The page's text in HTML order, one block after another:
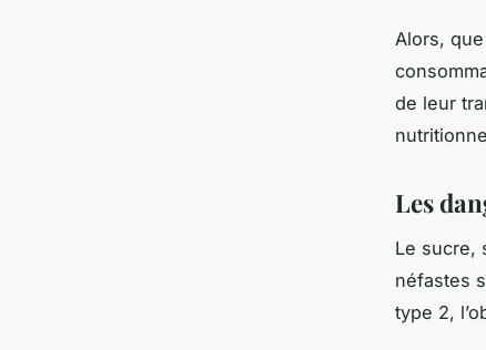
Alors,
de leur
Les
Le sucre,
néfastes
type 2,